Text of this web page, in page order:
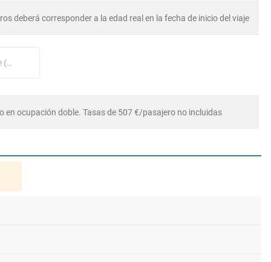
deberá corresponder a la edad real en la fecha de inicio del viaje
Nº tarjeta cliente Holland America Line (opcional)
en ocupación doble. Tasas de 507 €/pasajero no incluidas